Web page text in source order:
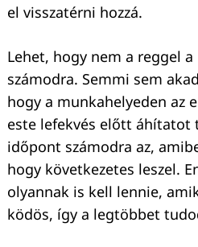
el visszatérni hozzá.
Lehet, hogy nem a reggel
számodra. Semmi sem
hogy a munkahelyeden az
este lefekvés előtt áhítatot
időpont számodra az,
hogy következetes leszel.
olyannak is kell lennie,
ködös, így a legtöbbet